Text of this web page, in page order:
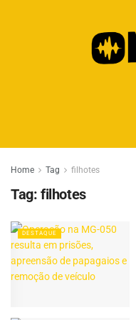
Home Tag filhotes
Tag: filhotes
DESTAQUE